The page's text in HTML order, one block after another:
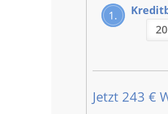
1.
Jetzt 243 €